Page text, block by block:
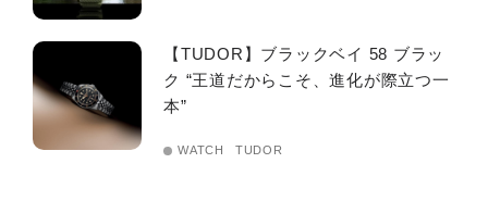
【TUDOR】ブラックベイ 58 ブラッ
ク “王道だからこそ、進化が際立つ一
本”
WATCH TUDOR